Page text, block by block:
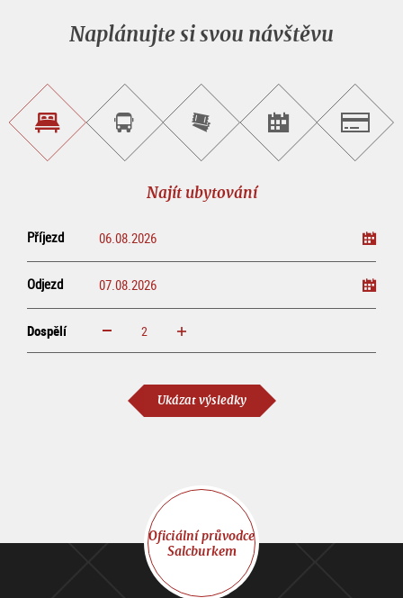
Naplánujte si svou návštěvu
Najít
ubytování
Objednat
okružní
Zakoupit
vstupenky
on-
Najít
pořad/akci
Najít ubytování
Příjezd
Odjezd
Dospělí increase reduce
Ukázat výsledky
Oficiální průvodce
Salcburkem